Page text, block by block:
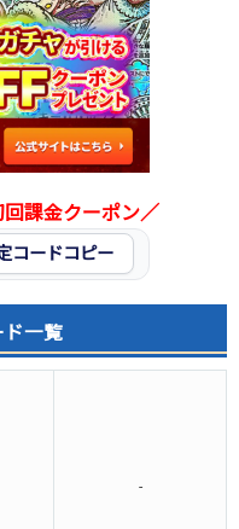
課金クーポン／
コードコピー
ド一覧
-